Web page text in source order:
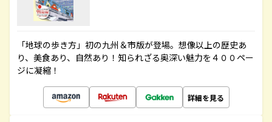
「地球の歩き方」初の九州＆市版が登場。想像以上の歴史あ
り、美食あり、自然あり！知られざる奥深い魅力を４００ペー
ジに凝縮！
詳細を見る